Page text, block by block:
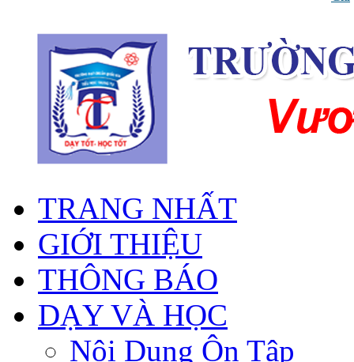
TRANG NHẤT
GIỚI THIỆU
THÔNG BÁO
DẠY VÀ HỌC
Nội Dung Ôn Tập